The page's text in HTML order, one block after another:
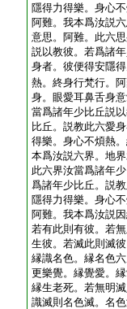
隱得力得樂。身心
阿難。我本爲汝説
意思。阿難。此六
説以教彼。若爲諸
身者。彼便得安隱
熱。終身行梵行。
身。眼愛耳鼻舌身
當爲諸年少比丘説
比丘。説教此六愛
得樂。身心不煩熱
本爲汝説六界。地
此六界汝當爲諸年
爲諸年少比丘。説
隱得力得樂。身心
阿難。我本爲汝説
若有此則有彼。若
生彼。若滅此則滅
縁識名色。縁名色
更樂覺。縁覺愛。
縁生老死。若無明
識滅則名色滅。名